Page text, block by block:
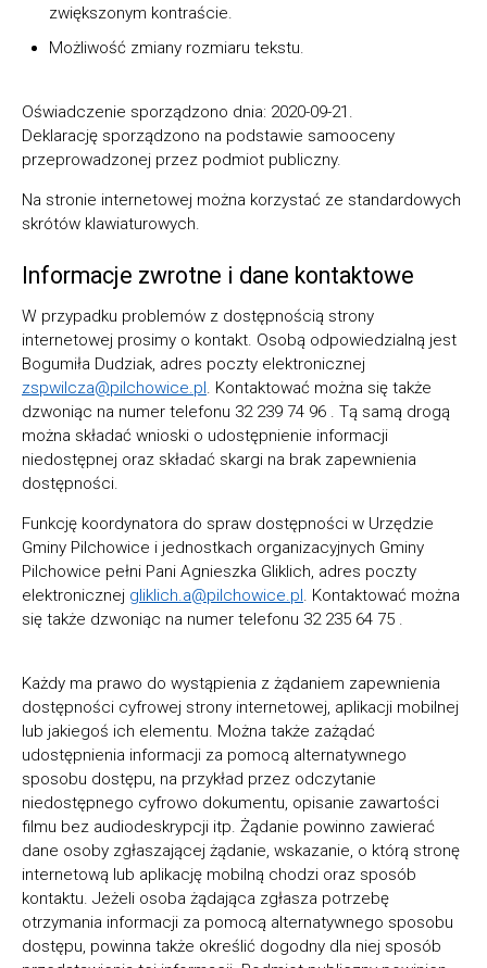
zwiększonym kontraście.
Możliwość zmiany rozmiaru tekstu.
Oświadczenie sporządzono dnia: 2020-09-21 .
Deklarację sporządzono na podstawie samooceny
przeprowadzonej przez podmiot publiczny.
Na stronie internetowej można korzystać ze standardowych
skrótów klawiaturowych.
Informacje zwrotne i dane kontaktowe
W przypadku problemów z dostępnością strony
internetowej prosimy o kontakt. Osobą odpowiedzialną jest
Bogumiła Dudziak, adres poczty elektronicznej
zspwilcza@pilchowice.pl. Kontaktować można się także
dzwoniąc na numer telefonu 32 239 74 96 . Tą samą drogą
można składać wnioski o udostępnienie informacji
niedostępnej oraz składać skargi na brak zapewnienia
dostępności.
Funkcję koordynatora do spraw dostępności w Urzędzie
Gminy Pilchowice i jednostkach organizacyjnych Gminy
Pilchowice pełni Pani Agnieszka Gliklich, adres poczty
elektronicznej gliklich.a@pilchowice.pl. Kontaktować można
się także dzwoniąc na numer telefonu 32 235 64 75 .
Każdy ma prawo do wystąpienia z żądaniem zapewnienia
dostępności cyfrowej strony internetowej, aplikacji mobilnej
lub jakiegoś ich elementu. Można także zażądać
udostępnienia informacji za pomocą alternatywnego
sposobu dostępu, na przykład przez odczytanie
niedostępnego cyfrowo dokumentu, opisanie zawartości
filmu bez audiodeskrypcji itp. Żądanie powinno zawierać
dane osoby zgłaszającej żądanie, wskazanie, o którą stronę
internetową lub aplikację mobilną chodzi oraz sposób
kontaktu. Jeżeli osoba żądająca zgłasza potrzebę
otrzymania informacji za pomocą alternatywnego sposobu
dostępu, powinna także określić dogodny dla niej sposób